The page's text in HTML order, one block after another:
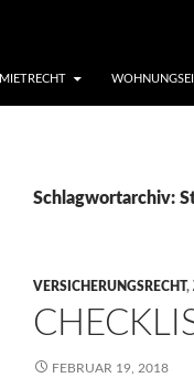
MIETRECHT
Schlagwortarchiv:
VERSICHERUNGSRECHT,
FEBRUAR 19, 2018